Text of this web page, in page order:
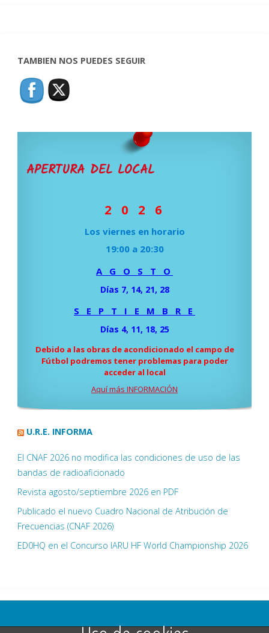
TAMBIEN NOS PUEDES SEGUIR
APERTURA DEL LOCAL
2 0 2 6
Los viernes en horario
19:00 a 20:30
A G O S T O
Días 7, 14, 21, 28
S E P T I E M B R E
Días 4, 11, 18, 25
Debido a las obras de acondicionado el campo de
Fútbol podremos tener problemas para poder
acceder al local
Aquí más INFORMACIÓN
U.R.E. INFORMA
El CNAF 2026 no modifica las condiciones de uso de las
bandas de radioaficionado
Revista agosto/septiembre 2026 en PDF
Publicado el nuevo Cuadro Nacional de Atribución de
Frecuencias (CNAF 2026)
ED0HQ en el Concurso IARU HF World Championship 2026